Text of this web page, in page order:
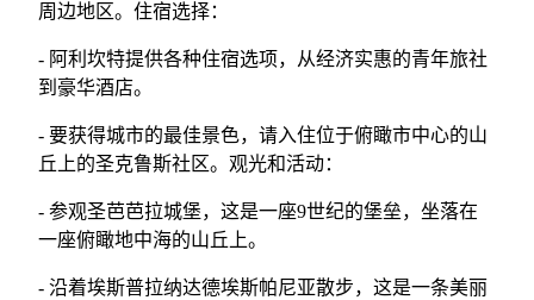
周边地区。住宿选择：
- 阿利坎特提供各种住宿选项，从经济实惠的青年旅社
到豪华酒店。
- 要获得城市的最佳景色，请入住位于俯瞰市中心的山
丘上的圣克鲁斯社区。观光和活动：
- 参观圣芭芭拉城堡，这是一座9世纪的堡垒，坐落在
一座俯瞰地中海的山丘上。
- 沿着埃斯普拉纳达德埃斯帕尼亚散步，这是一条美丽